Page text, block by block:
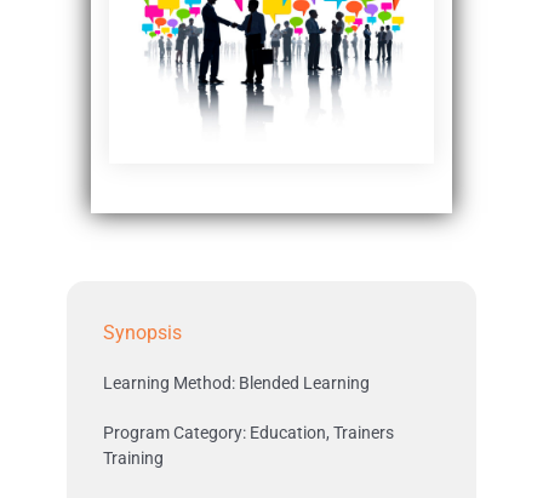
Synopsis
Learning Method: Blended Learning
Program Category: Education, Trainers
Training